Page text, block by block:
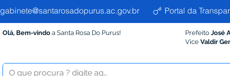
gabinete@santarosadopurus.ac.gov.br Portal da
Olá, Bem-vindo a Santa Rosa Do Purus! Prefeito José
Vice Valdir